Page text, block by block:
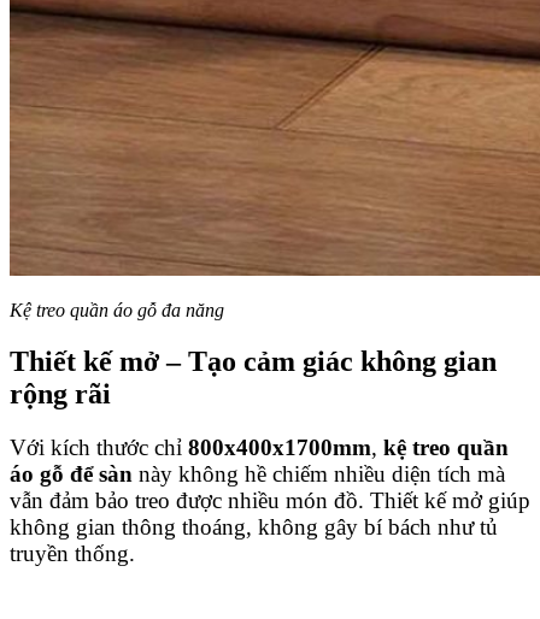
Kệ treo quần áo gỗ đa năng
Thiết kế mở – Tạo cảm giác không gian
rộng rãi
Với kích thước chỉ 800x400x1700mm, kệ treo quần
áo gỗ để sàn này không hề chiếm nhiều diện tích mà
vẫn đảm bảo treo được nhiều món đồ. Thiết kế mở giúp
không gian thông thoáng, không gây bí bách như tủ
truyền thống.